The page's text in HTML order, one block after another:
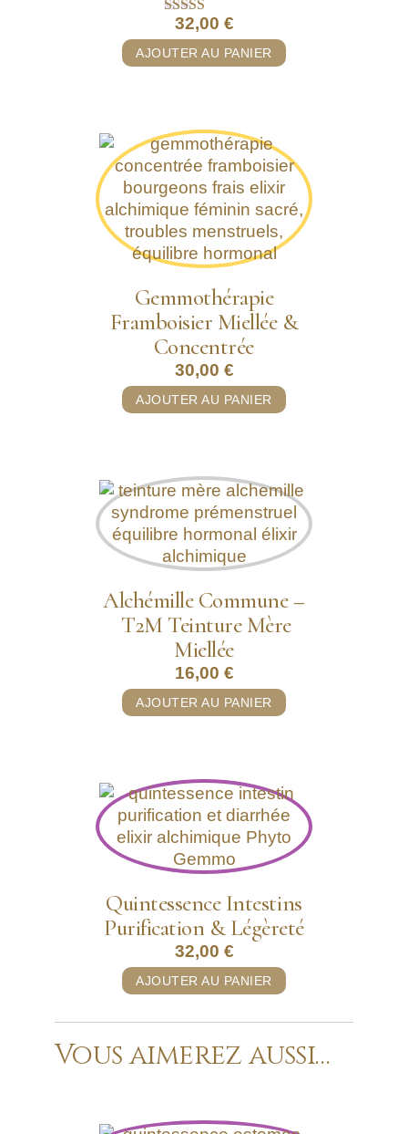
Note
5.00
sur 5
32,00 €
AJOUTER AU PANIER
Gemmothérapie
Framboisier Miellée &
Concentrée
30,00 €
AJOUTER AU PANIER
Alchémille Commune –
T2M Teinture Mère
Miellée
16,00 €
AJOUTER AU PANIER
Quintessence Intestins
Purification & Légèreté
32,00 €
AJOUTER AU PANIER
Vous aimerez aussi…